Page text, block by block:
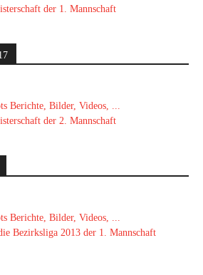
der 1. Mannschaft
Berichte, Bilder, Videos, ...
der 2. Mannschaft
Berichte, Bilder, Videos, ...
Bezirksliga 2013 der 1. Mannschaft